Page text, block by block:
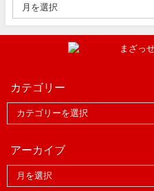
カテゴリー
アーカイブ